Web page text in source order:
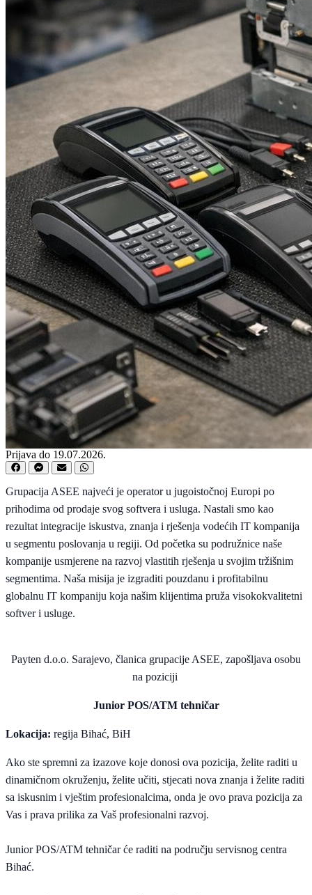
Prijava do 19.07.2026.
Grupacija ASEE najveći je operator u jugoistočnoj Europi po
prihodima od prodaje svog softvera i usluga. Nastali smo kao
rezultat integracije iskustva, znanja i rješenja vodećih IT kompanija
u segmentu poslovanja u regiji. Od početka su podružnice naše
kompanije usmjerene na razvoj vlastitih rješenja u svojim tržišnim
segmentima. Naša misija je izgraditi pouzdanu i profitabilnu
globalnu IT kompaniju koja našim klijentima pruža visokokvalitetni
softver i usluge.
Payten d.o.o. Sarajevo, članica grupacije ASEE, zapošljava osobu
na poziciji
Junior POS/ATM tehničar
Lokacija: regija Bihać, BiH
Ako ste spremni za izazove koje donosi ova pozicija, želite raditi u
dinamičnom okruženju, želite učiti, stjecati nova znanja i želite raditi
sa iskusnim i vještim profesionalcima, onda je ovo prava pozicija za
Vas i prava prilika za Vaš profesionalni razvoj.
Junior POS/ATM tehničar će raditi na području servisnog centra
Bihać.